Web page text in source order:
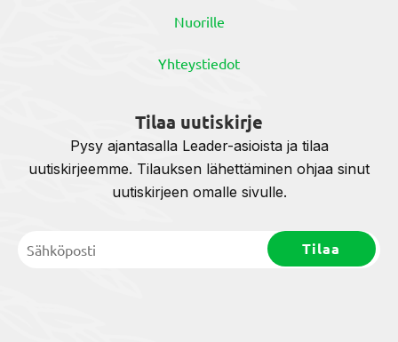
Nuorille
Yhteystiedot
Tilaa uutiskirje
Pysy ajantasalla Leader-asioista ja tilaa
uutiskirjeemme. Tilauksen lähettäminen ohjaa sinut
uutiskirjeen omalle sivulle.